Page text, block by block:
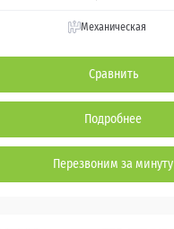
Механическая
Сравнить
Подробнее
Перезвоним за минуту